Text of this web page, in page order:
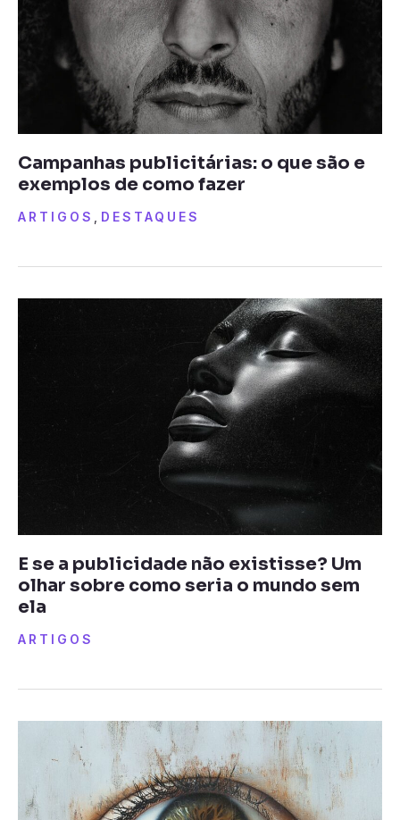
Campanhas publicitárias: o que são e
exemplos de como fazer
ARTIGOS DESTAQUES
E se a publicidade não existisse? Um
olhar sobre como seria o mundo sem
ela
ARTIGOS